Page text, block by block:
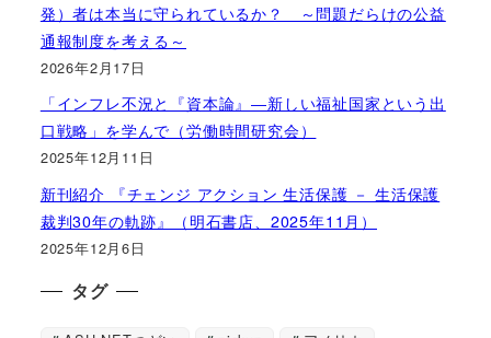
発）者は本当に守られているか？ ～問題だらけの公益
通報制度を考える～
2026年2月17日
「インフレ不況と『資本論』―新しい福祉国家という出
口戦略」を学んで（労働時間研究会）
2025年12月11日
新刊紹介 『チェンジ アクション 生活保護 － 生活保護
裁判30年の軌跡』（明石書店、2025年11月）
2025年12月6日
タグ